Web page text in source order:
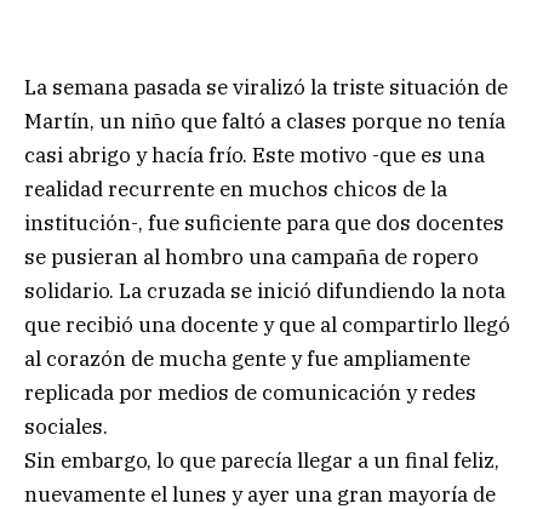
La semana pasada se viralizó la triste situación de
Martín, un niño que faltó a clases porque no tenía
casi abrigo y hacía frío. Este motivo -que es una
realidad recurrente en muchos chicos de la
institución-, fue suficiente para que dos docentes
se pusieran al hombro una campaña de ropero
solidario. La cruzada se inició difundiendo la nota
que recibió una docente y que al compartirlo llegó
al corazón de mucha gente y fue ampliamente
replicada por medios de comunicación y redes
sociales.
Sin embargo, lo que parecía llegar a un final feliz,
nuevamente el lunes y ayer una gran mayoría de